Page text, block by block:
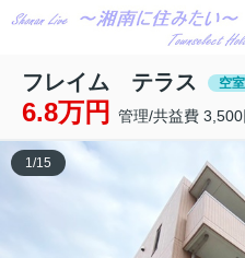
フレイム テラス 空
6.8万円 管理/共益費 3,500
1/15